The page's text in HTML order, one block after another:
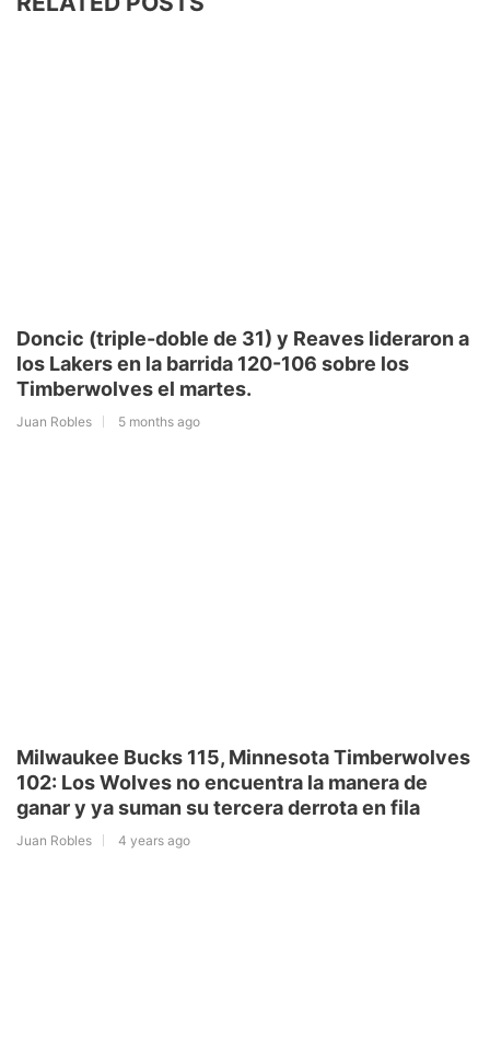
Doncic (triple-doble de 31) y Reaves lideraron a
los Lakers en la barrida 120-106 sobre los
Timberwolves el martes.
Juan Robles 5 months ago
Milwaukee Bucks 115, Minnesota Timberwolves
102: Los Wolves no encuentra la manera de
ganar y ya suman su tercera derrota en fila
Juan Robles 4 years ago